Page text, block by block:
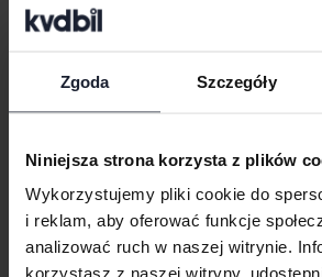
Zgoda Szczegóły
Niniejsza strona korzysta z plików
Wykorzystujemy pliki cookie do
i reklam, aby oferować funkcje
analizować ruch w naszej witrynie.
korzystasz z naszej witryny,
KIA Sportage
2025
47 940 km
Elektryczny/
Åkersberga (Runö)
Z finansowaniem
Obniżona cena